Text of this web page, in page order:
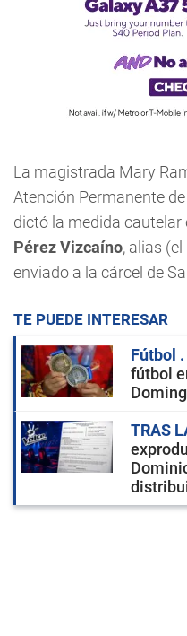
La magistrada Mary
Atención Permanente
dictó la medida cautelar
Pérez Vizcaíno, alias
enviado a la cárcel de
TE PUEDE INTERESAR
Fútbol
fútbol
TRAS